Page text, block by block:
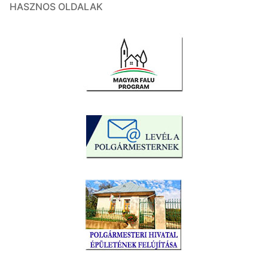
HASZNOS OLDALAK